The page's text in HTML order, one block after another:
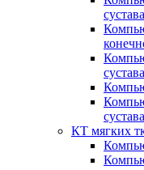
сустава
сустава
сустава
КТ мягких